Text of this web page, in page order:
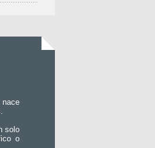
solo
o